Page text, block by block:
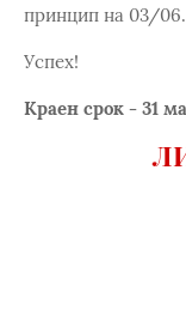
принцип на 03/06.
Успех!
Краен срок - 31